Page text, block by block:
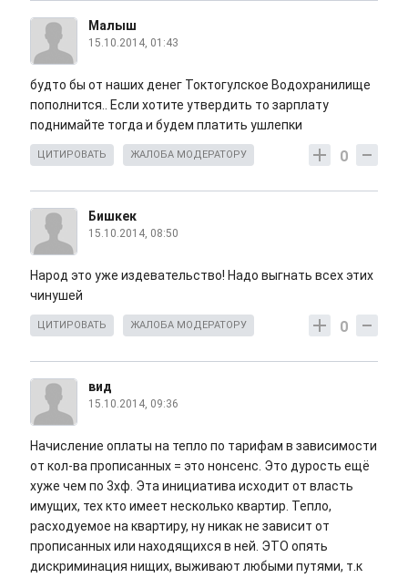
Малыш
15.10.2014, 01:43
будто бы от наших денег Токтогулское Водохранилище
пополнится.. Если хотите утвердить то зарплату
поднимайте тогда и будем платить ушлепки
0
ЦИТИРОВАТЬ ЖАЛОБА МОДЕРАТОРУ
Бишкек
15.10.2014, 08:50
Народ это уже издевательство! Надо выгнать всех этих
чинушей
0
ЦИТИРОВАТЬ ЖАЛОБА МОДЕРАТОРУ
вид
15.10.2014, 09:36
Начисление оплаты на тепло по тарифам в зависимости
от кол-ва прописанных = это нонсенс. Это дурость ещё
хуже чем по 3хф. Эта инициатива исходит от власть
имущих, тех кто имеет несколько квартир. Тепло,
расходуемое на квартиру, ну никак не зависит от
прописанных или находящихся в ней. ЭТО опять
дискриминация нищих, выживают любыми путями, т.к